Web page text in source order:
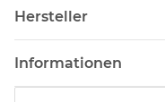
Hersteller
Informationen